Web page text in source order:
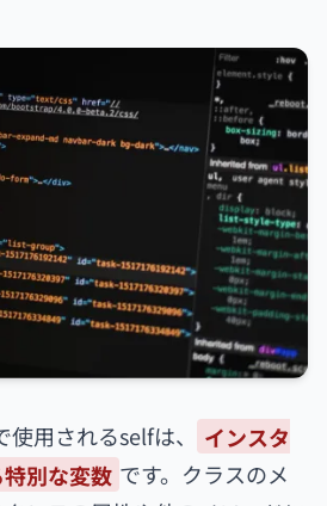
用されるselfは、
インスタ
別な変数 です。クラスのメ